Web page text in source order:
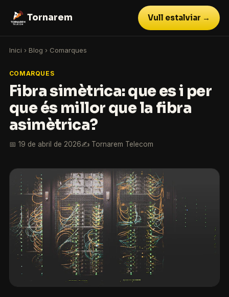
Tornarem Vull estalviar →
Inici › Blog › Comarques
COMARQUES
Fibra simètrica: que es i per
que és millor que la fibra
asimètrica?
📅 19 de abril de 2026✍️ Tornarem Telecom